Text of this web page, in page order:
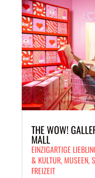
THE WOW!
MALL
EINZIGARTIGE
& KULTUR, MUSEEN,
FREIZEIT